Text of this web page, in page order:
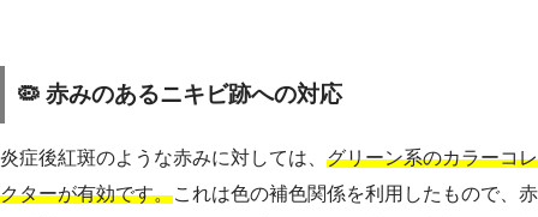
🦠 赤みのあるニキビ跡への対応
炎症後紅斑のような赤みに対しては、 グリーン系のカラーコレ
クターが有効です。これは色の補色関係を利用したもので、赤